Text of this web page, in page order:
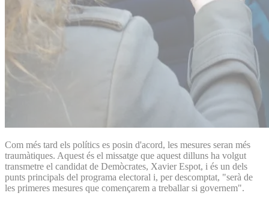
Com més tard els polítics es posin d'acord, les mesures seran més
traumàtiques. Aquest és el missatge que aquest dilluns ha volgut
transmetre el candidat de Demòcrates, Xavier Espot, i és un dels
punts principals del programa electoral i, per descomptat, "serà de
les primeres mesures que començarem a treballar si governem".